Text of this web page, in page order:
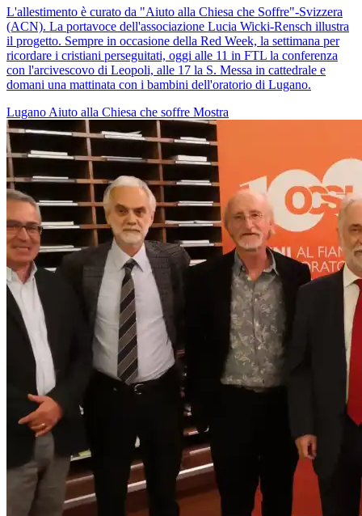
L'allestimento è curato da "Aiuto alla Chiesa che Soffre"-Svizzera
(ACN). La portavoce dell'associazione Lucia Wicki-Rensch illustra
il progetto. Sempre in occasione della Red Week, la settimana per
ricordare i cristiani perseguitati, oggi alle 11 in FTL la conferenza
con l'arcivescovo di Leopoli, alle 17 la S. Messa in cattedrale e
domani una mattinata con i bambini dell'oratorio di Lugano.
LuganoAiuto alla Chiesa che soffre Mostra